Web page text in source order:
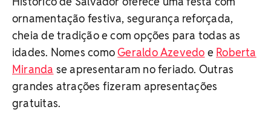
ornamentação festiva, segurança reforçada,
cheia de tradição e com opções para todas as
idades. Nomes comoGeraldo Azevedo e Roberta
Miranda se apresentaram no feriado. Outras
grandes atrações fizeram apresentações
gratuitas.